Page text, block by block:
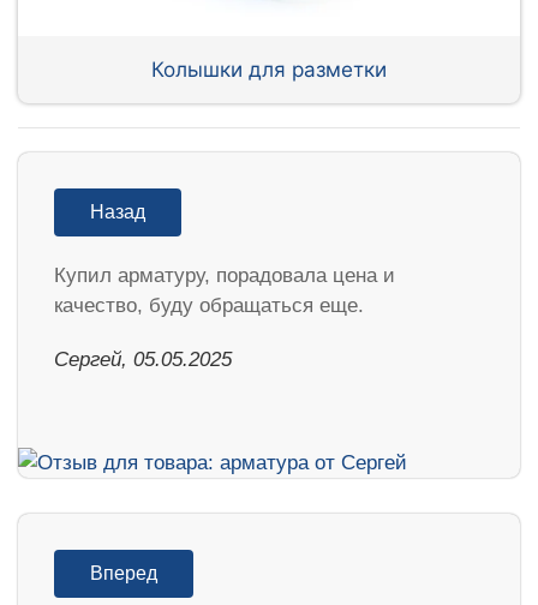
Колышки для разметки
Назад
Купил арматуру, порадовала цена и
качество, буду обращаться еще.
Сергей, 05.05.2025
Вперед